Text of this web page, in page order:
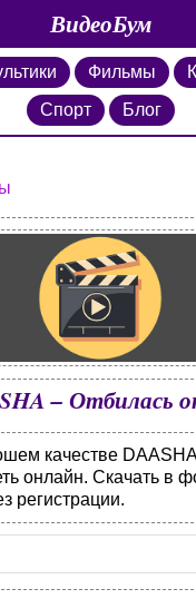
ВидеоБум
Фильмы
Спорт
Блог
– Отбилась
качестве
онлайн. Скачать в
регистрации.